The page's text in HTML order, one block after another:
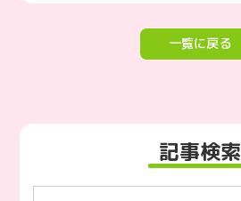
一覧に戻る
記事検索